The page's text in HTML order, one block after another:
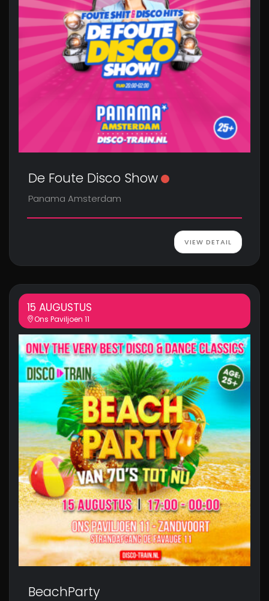
De Foute Disco Show
Panama Amsterdam
VIEW DETAIL
15 AUGUSTUS
Ons Paviljoen 11
BeachParty